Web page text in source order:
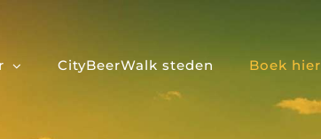
CityBeerWalk steden Boek hier